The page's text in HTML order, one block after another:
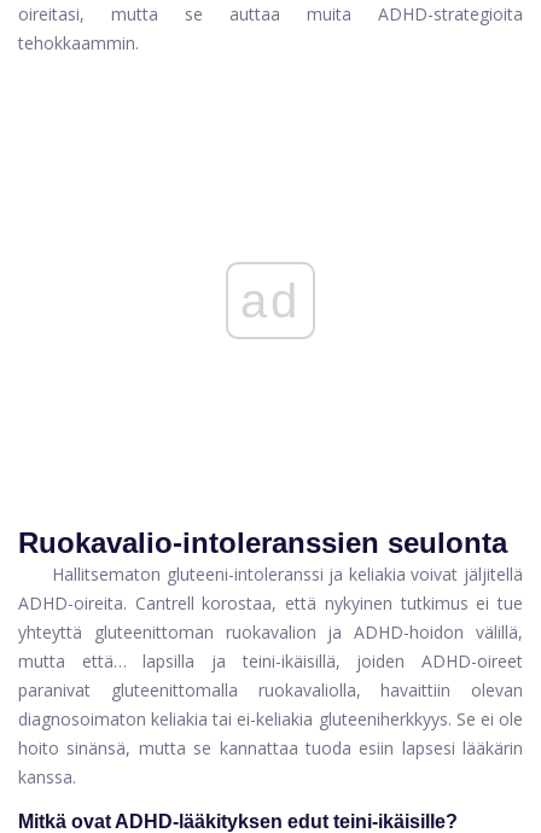
oireitasi, mutta se auttaa muita ADHD-strategioita
tehokkaammin.
ad
Ruokavalio-intoleranssien seulonta
Hallitsematon gluteeni-intoleranssi ja keliakia voivat jäljitellä
ADHD-oireita. Cantrell korostaa, että nykyinen tutkimus ei tue
yhteyttä gluteenittoman ruokavalion ja ADHD-hoidon välillä,
mutta että… lapsilla ja teini-ikäisillä, joiden ADHD-oireet
paranivat gluteenittomalla ruokavaliolla, havaittiin olevan
diagnosoimaton keliakia tai ei-keliakia gluteeniherkkyys. Se ei ole
hoito sinänsä, mutta se kannattaa tuoda esiin lapsesi lääkärin
kanssa.
Mitkä ovat ADHD-lääkityksen edut teini-ikäisille?